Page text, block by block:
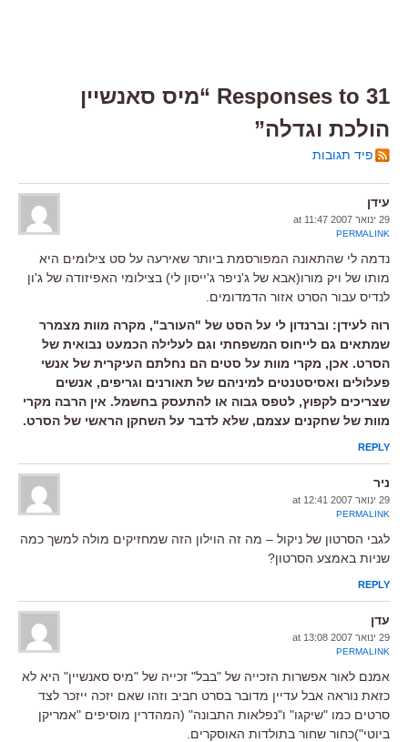
31 Responses to “מיס סאנשיין
הולכת וגדלה”
פיד תגובות
עידן
29 ינואר 2007 at 11:47
PERMALINK
נדמה לי שהתאונה המפורסמת ביותר שאירעה על סט צילומים היא
מותו של ויק מורו(אבא של ג'ניפר ג'ייסון לי) בצילומי האפיזודה של ג'ון
לנדיס עבור הסרט אזור הדמדומים.
רוה לעידן: וברנדון לי על הסט של "העורב", מקרה מוות מצמרר
שמתאים גם לייחוס המשפחתי וגם לעלילה הכמעט נבואית של
הסרט. אכן, מקרי מוות על סטים הם נחלתם העיקרית של אנשי
פעלולים ואסיסטנטים למיניהם של תאורנים וגריפים, אנשים
שצריכים לקפוץ, לטפס גבוה או להתעסק בחשמל. אין הרבה מקרי
מוות של שחקנים עצמם, שלא לדבר על השחקן הראשי של הסרט.
REPLY
ניר
29 ינואר 2007 at 12:41
PERMALINK
לגבי הסרטון של ניקול – מה זה הוילון הזה שמחזיקים מולה למשך כמה
שניות באמצע הסרטון?
REPLY
עדן
29 ינואר 2007 at 13:08
PERMALINK
אמנם לאור אפשרות הזכייה של "בבל" זכייה של "מיס סאנשיין" היא לא
כזאת נוראה אבל עדיין מדובר בסרט חביב וזהו שאם יזכה ייזכר לצד
סרטים כמו "שיקגו" ו"נפלאות התבונה" (המהדרין מוסיפים "אמריקן
ביוטי")כחור שחור בתולדות האוסקרים.